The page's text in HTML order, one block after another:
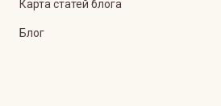
Карта статей блога
Блог